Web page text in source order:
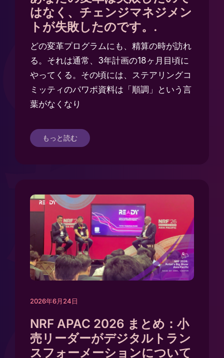
の
た
はなく、チェンジマネジメン
トが失敗したのです。.
どの変革プログラムにも、精算の時が訪れ
る。それは通常、3年計画の18ヶ月目頃に
やってくる。その頃には、ステアリングコ
ミッティのパワポ資料は「順調」という言
葉がなくなり
もっと読む
2026年6月24日
NRF APAC 2026 まとめ：小
売リーダーがデジタルトラン
スフォーメーションについて